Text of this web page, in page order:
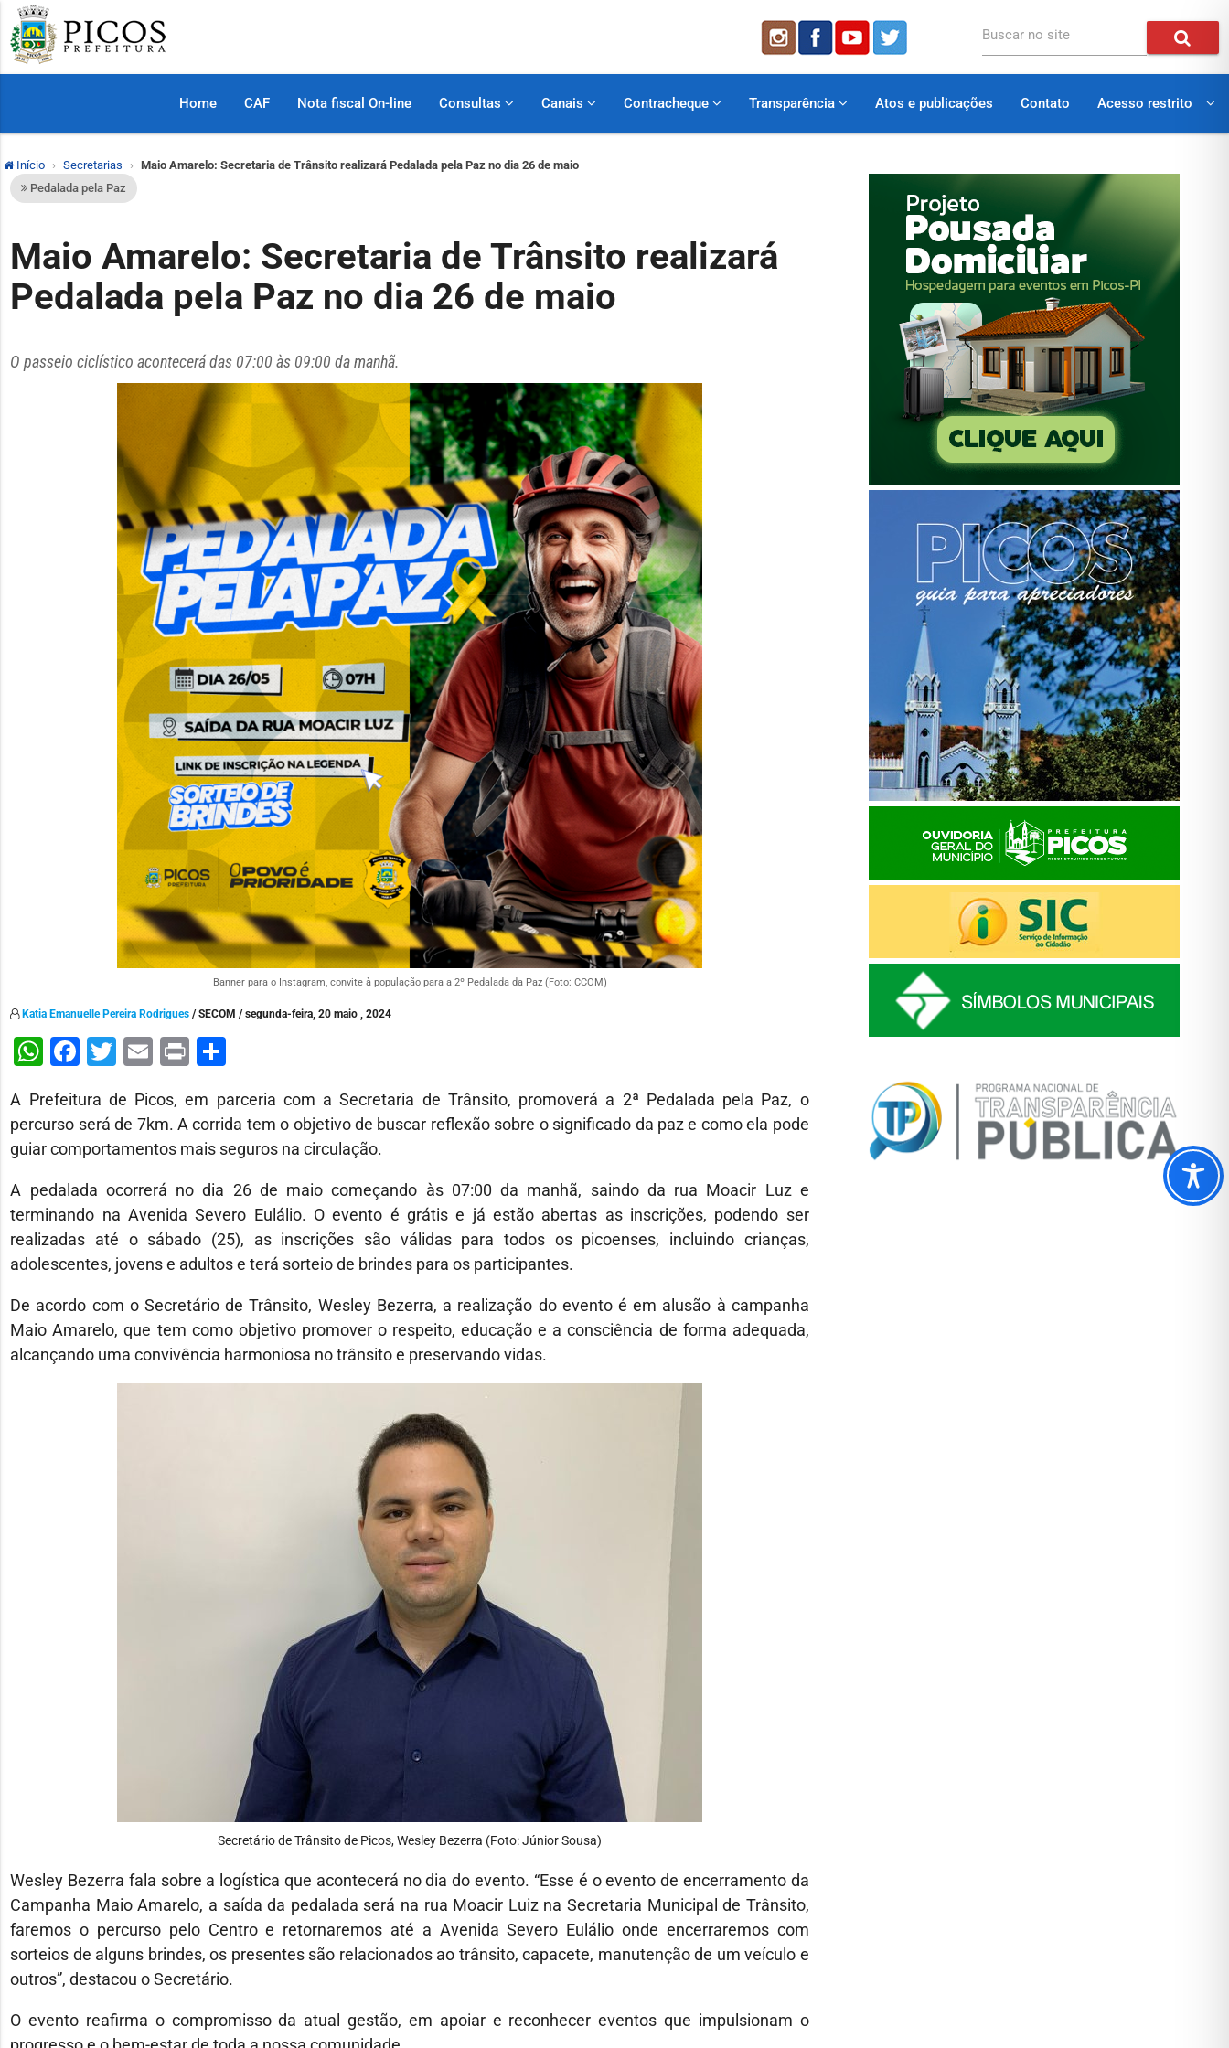
Buscar no site
Home CAF Nota fiscal On-line Consultas Canais Contracheque Transparência Atos e publicações Contato Acesso restrito
Início Secretarias
Maio Amarelo: Secretaria de Trânsito realizará Pedalada pela Paz no dia 26 de maio
Pedalada pela Paz
Maio Amarelo: Secretaria de Trânsito realizará
Pedalada pela Paz no dia 26 de maio
O passeio ciclístico acontecerá das 07:00 às 09:00 da manhã.
Banner para o Instagram, convite à população para a 2º Pedalada da Paz (Foto: CCOM)
Katia Emanuelle Pereira Rodrigues / SECOM / segunda-feira, 20 maio , 2024
WhatsApp
Facebook
Twitter
Email
Print
A Prefeitura de Picos, em parceria com a Secretaria de Trânsito, promoverá a 2ª Pedalada pela Paz, o
percurso será de 7km. A corrida tem o objetivo de buscar reflexão sobre o significado da paz e como ela pode
guiar comportamentos mais seguros na circulação.
A pedalada ocorrerá no dia 26 de maio começando às 07:00 da manhã, saindo da rua Moacir Luz e
terminando na Avenida Severo Eulálio. O evento é grátis e já estão abertas as inscrições, podendo ser
realizadas até o sábado (25), as inscrições são válidas para todos os picoenses, incluindo crianças,
adolescentes, jovens e adultos e terá sorteio de brindes para os participantes.
De acordo com o Secretário de Trânsito, Wesley Bezerra, a realização do evento é em alusão à campanha
Maio Amarelo, que tem como objetivo promover o respeito, educação e a consciência de forma adequada,
alcançando uma convivência harmoniosa no trânsito e preservando vidas.
Secretário de Trânsito de Picos, Wesley Bezerra (Foto: Júnior Sousa)
Wesley Bezerra fala sobre a logística que acontecerá no dia do evento. “Esse é o evento de encerramento da
Campanha Maio Amarelo, a saída da pedalada será na rua Moacir Luiz na Secretaria Municipal de Trânsito,
faremos o percurso pelo Centro e retornaremos até a Avenida Severo Eulálio onde encerraremos com
sorteios de alguns brindes, os presentes são relacionados ao trânsito, capacete, manutenção de um veículo e
outros”, destacou o Secretário.
O evento reafirma o compromisso da atual gestão, em apoiar e reconhecer eventos que impulsionam o